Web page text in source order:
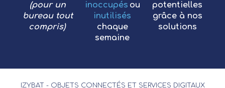
(pour un
bureau tout
compris)
inoccupés ou
inutilisés
chaque
semaine
potentielles
grâce à nos
solutions
IZYBAT - OBJETS CONNECTÉS ET SERVICES DIGITAUX